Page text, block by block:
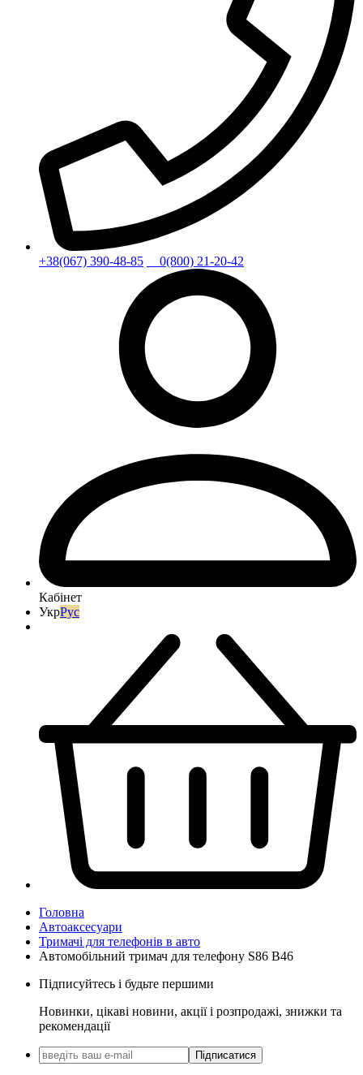
+38(067) 390-48-85 0(800) 21-20-42
Кабінет
УкрРус
Головна
Автоаксесуари
Тримачі для телефонів в авто
Автомобільний тримач для телефону S86 B46
Підписуйтесь і будьте першими
Новинки, цікаві новини, акції і розпродажі, знижки та
рекомендації
Підписатися